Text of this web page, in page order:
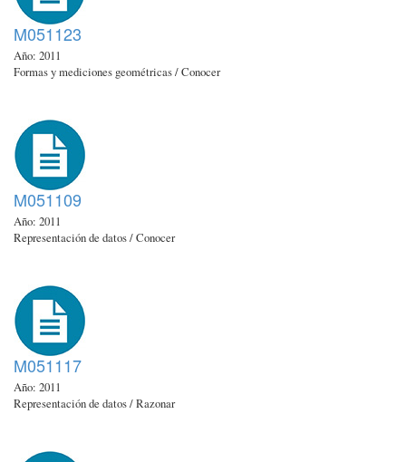
M051123
Año: 2011
Formas y mediciones geométricas / Conocer
M051109
Año: 2011
Representación de datos / Conocer
M051117
Año: 2011
Representación de datos / Razonar